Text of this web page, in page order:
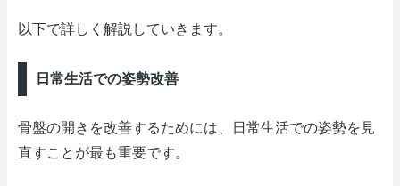
以下で詳しく解説していきます。
日常生活での姿勢改善
骨盤の開きを改善するためには、日常生活での姿勢を見
直すことが最も重要です。